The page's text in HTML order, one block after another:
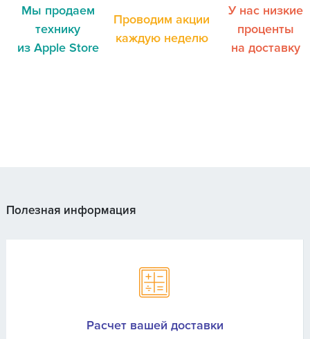
Мы продаем
технику
из Apple Store
Проводим акции
каждую неделю
У нас низкие
проценты
на доставку
Полезная информация
Расчет вашей доставки